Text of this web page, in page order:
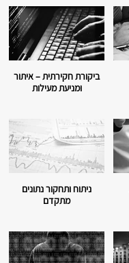
ביקורת חקירתית – איתור
ומניעת מעילות
ניתוח ותחקור נתונים
מתקדם